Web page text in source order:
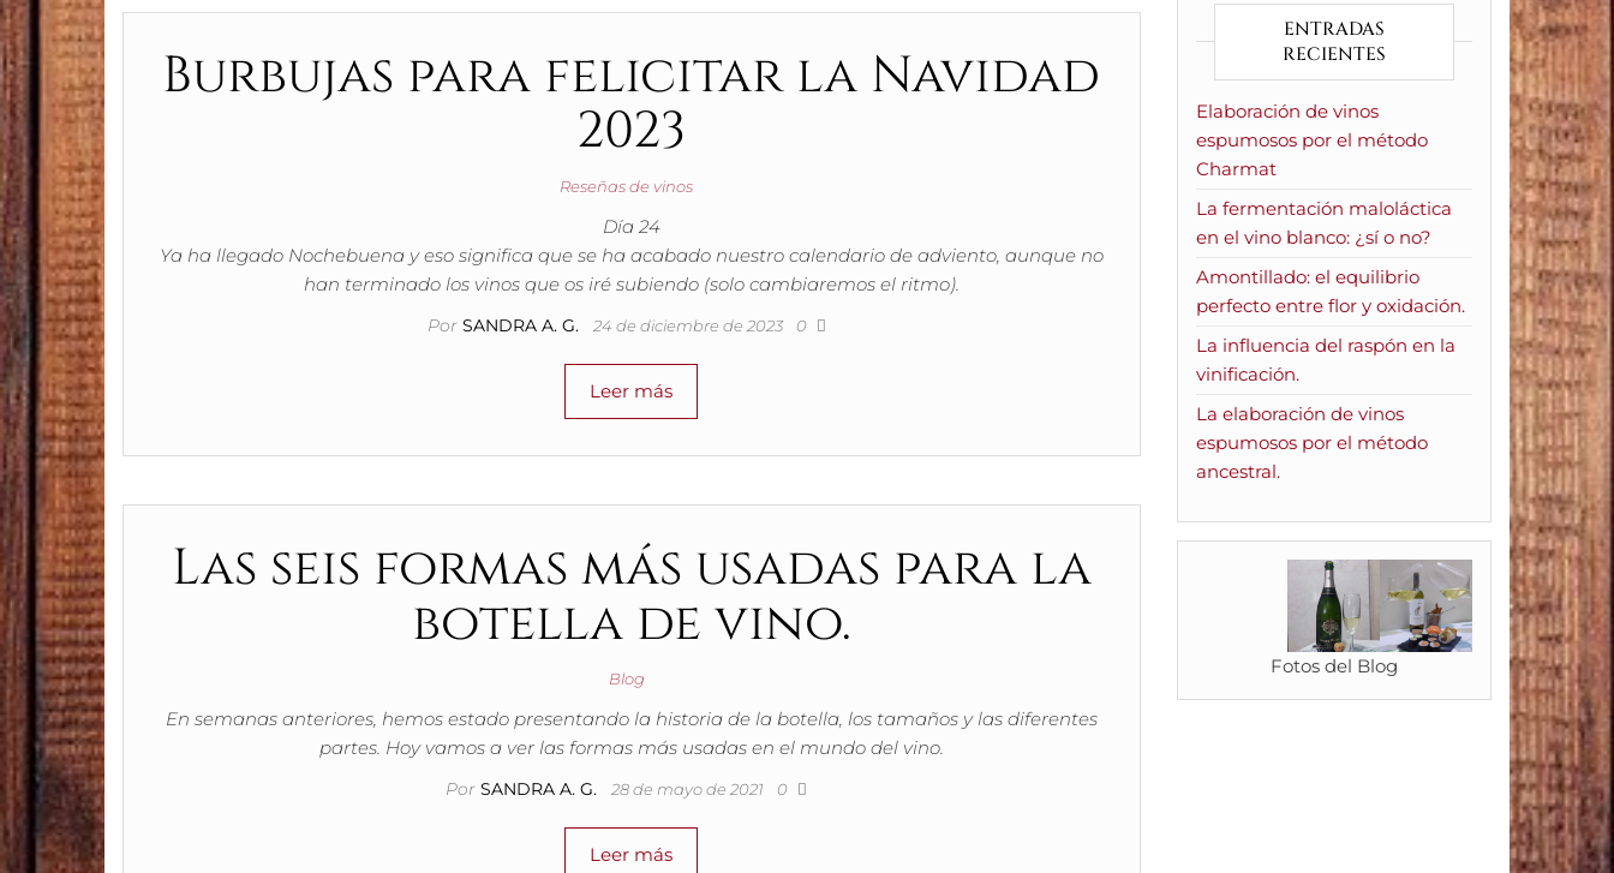
Burbujas para felicitar la Navidad
2023
Reseñas de vinos
Día 24
Ya ha llegado Nochebuena y eso significa que se ha acabado nuestro calendario de adviento, aunque no
han terminado los vinos que os iré subiendo (solo cambiaremos el ritmo).
Por SANDRA A. G. 24 de diciembre de 2023 0
Leer más
Las seis formas más usadas para la
botella de vino.
Blog
En semanas anteriores, hemos estado presentando la historia de la botella, los tamaños y las diferentes
partes. Hoy vamos a ver las formas más usadas en el mundo del vino.
Por SANDRA A. G. 28 de mayo de 2021 0
Leer más
ENTRADAS
RECIENTES
Elaboración de vinos
espumosos por el método
Charmat
La fermentación maloláctica
en el vino blanco: ¿sí o no?
Amontillado: el equilibrio
perfecto entre flor y oxidación.
La influencia del raspón en la
vinificación.
La elaboración de vinos
espumosos por el método
ancestral.
Fotos del Blog